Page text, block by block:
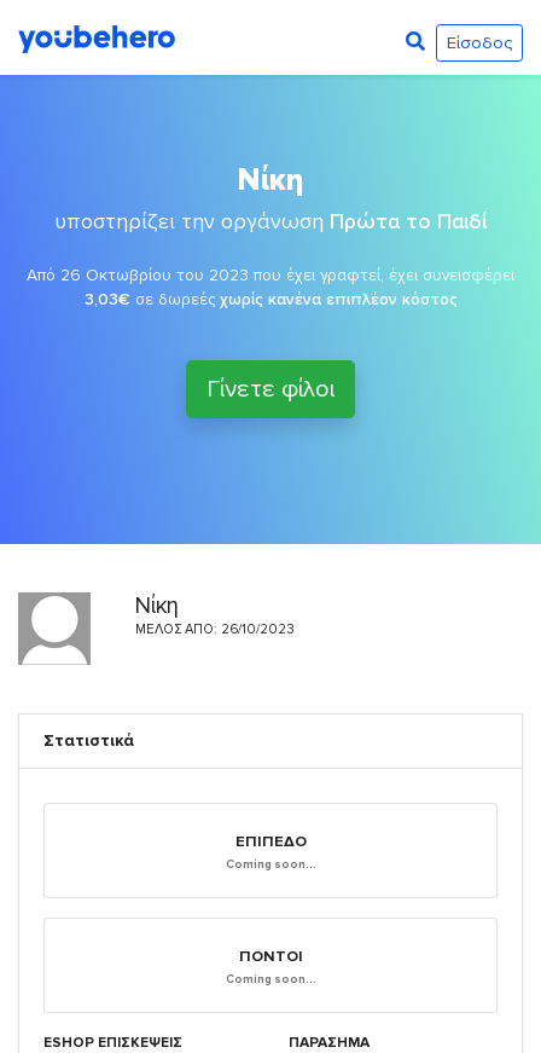
Είσοδος
Νίκη
υποστηρίζει την οργάνωση Πρώτα το Παιδί
Από 26 Οκτωβρίου του 2023 που έχει γραφτεί, έχει συνεισφέρει
3,03€ σε δωρεές χωρίς κανένα επιπλέον κόστος
Γίνετε φίλοι
Νίκη
ΜΈΛΟΣ ΑΠΌ: 26/10/2023
Στατιστικά
ΕΠΊΠΕΔΟ
Coming soon...
ΠΌΝΤΟΙ
Coming soon...
ESHOP ΕΠΙΣΚΈΨΕΙΣ ΠΑΡΑΣΗΜΑ